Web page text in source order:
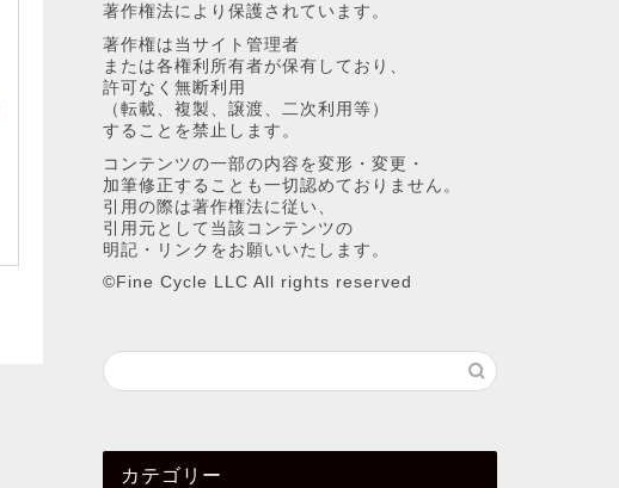
著作権法により保護されています。
著作権は当サイト管理者
または各権利所有者が保有しており、
許可なく無断利用
（転載、複製、譲渡、二次利用等）
することを禁止します。
コンテンツの一部の内容を変形・変更・
加筆修正することも一切認めておりません。
引用の際は著作権法に従い、
引用元として当該コンテンツの
明記・リンクをお願いいたします。
©︎Fine Cycle LLC All rights reserved
カテゴリー